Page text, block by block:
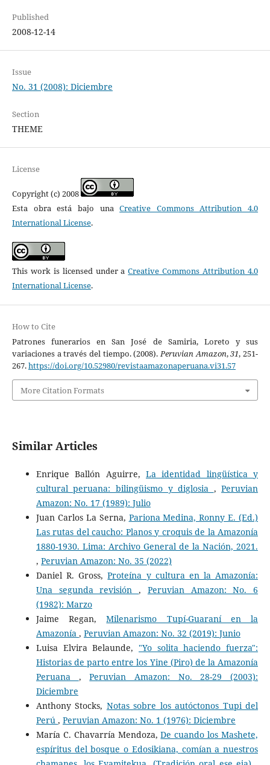
Published
2008-12-14
Issue
No. 31 (2008): Diciembre
Section
THEME
License
Copyright (c) 2008
Esta obra está bajo unaCreative Commons Attribution 4.0
International License.
This work is licensed under aCreative Commons Attribution 4.0
International License.
How to Cite
Patrones funerarios en San José de Samiria, Loreto y sus
variaciones a través del tiempo. (2008).Peruvian Amazon,31, 251-
267.https://doi.org/10.52980/revistaamazonaperuana.vi31.57
More Citation Formats
Similar Articles
Enrique Ballón Aguirre, La identidad lingüística y
cultural peruana: bilingüismo y diglosia ,Peruvian
Amazon: No. 17 (1989): Julio
Juan Carlos La Serna, Pariona Medina, Ronny E. (Ed.)
Las rutas del caucho: Planos y croquis de la Amazonía
1880-1930. Lima: Archivo General de la Nación, 2021.
, Peruvian Amazon: No. 35 (2022)
Daniel R. Gross,Proteína y cultura en la Amazonía:
Una segunda revisión, Peruvian Amazon: No. 6
(1982): Marzo
Jaime Regan,Milenarismo Tupí-Guaraní en la
Amazonía , Peruvian Amazon: No. 32 (2019): Junio
Luisa Elvira Belaunde, "Yo solita haciendo fuerza":
Historias de parto entre los Yine (Piro) de la Amazonía
Peruana ,Peruvian Amazon: No. 28-29 (2003):
Diciembre
Anthony Stocks, Notas sobre los autóctonos Tupi del
Perú , Peruvian Amazon: No. 1 (1976): Diciembre
María C. Chavarría Mendoza,De cuando los Mashete,
espíritus del bosque o Edosikiana, comían a nuestros